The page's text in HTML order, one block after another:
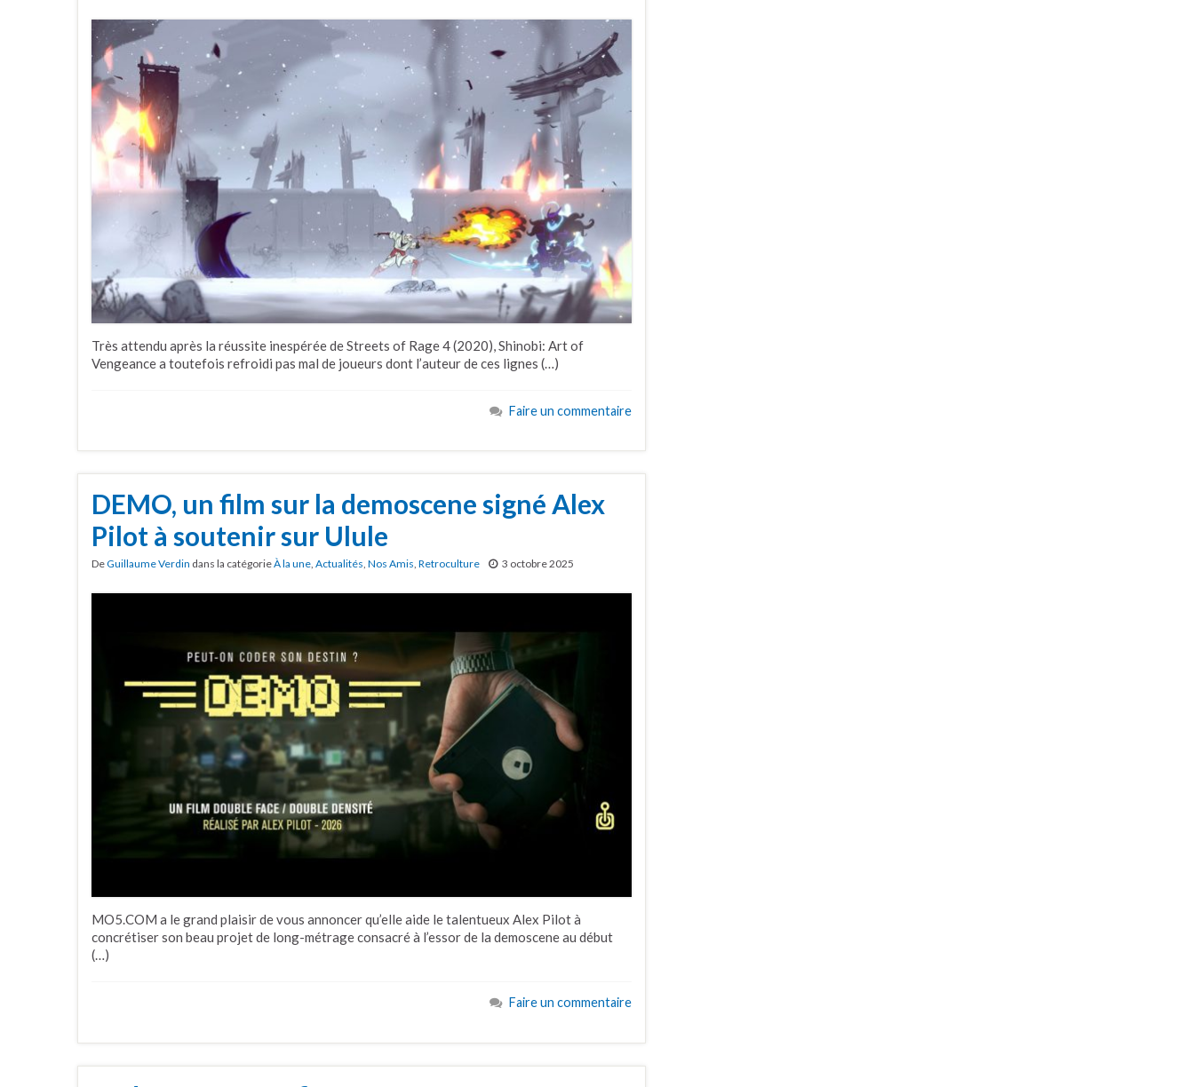
Très attendu après la réussite inespérée de Streets of Rage 4 (2020), Shinobi: Art of
Vengeance a toutefois refroidi pas mal de joueurs dont l’auteur de ces lignes (…)
Faire un commentaire
DEMO, un film sur la demoscene signé Alex
Pilot à soutenir sur Ulule
DeGuillaume Verdin dans la catégorieÀ la une, Actualités, Nos Amis, Retroculture 3 octobre 2025
MO5.COM a le grand plaisir de vous annoncer qu’elle aide le talentueux Alex Pilot à
concrétiser son beau projet de long-métrage consacré à l’essor de la demoscene au début
(…)
Faire un commentaire